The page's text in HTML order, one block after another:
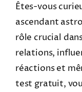
Êtes-vous
ascendant
rôle crucial
relations,
réactions et
test gratuit,